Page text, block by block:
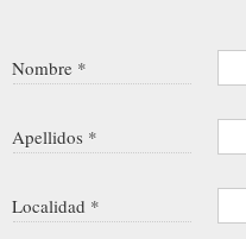
Nombre *
Apellidos *
Localidad *